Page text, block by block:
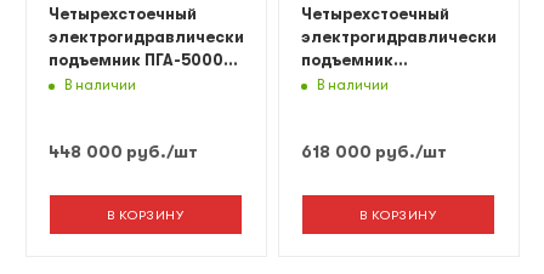
Четырехстоечный
электрогидравлический
подъемник ПГА-5000/4
(слесарный) Синий
В наличии
448 000 руб./шт
В КОРЗИНУ
Четырехстоечный
электрогидравлический
подъемник
ПГА-6500/4Серый
В наличии
618 000 руб./шт
В КОРЗИНУ